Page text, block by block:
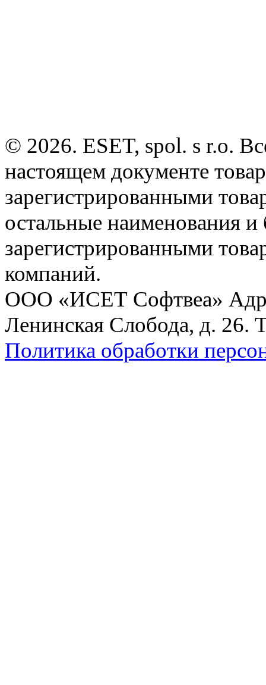
© 2026. ESET, spol. s r.o.
настоящем документе
зарегистрированными
остальные наименования
зарегистрированными
компаний.
ООО «ИСЕТ Софтвеа»
Ленинская Слобода, д. 26.
Политика обработки